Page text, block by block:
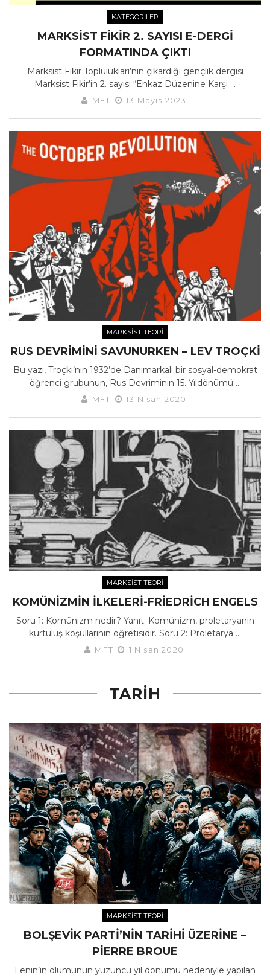
KATEGORILER
MARKSIST FIKIR 2. SAYISI E-DERGI
FORMATINDA ÇIKTI
Marksist Fikir Toplulukları’nın çıkardığı gençlik dergisi
Marksist Fikir’in 2. sayısı “Enkaz Düzenine Karşı ...
MFT 13 Mayıs 2023
MARKSIST TEORI
RUS DEVRIMINI SAVUNURKEN – LEV TROÇKI
Bu yazı, Troçki’nin 1932’de Danimarkalı bir sosyal-demokrat
öğrenci grubunun, Rus Devriminin 15. Yıldönümü ...
MFT 13 Nisan 2020
MARKSIST TEORI
KOMÜNIZMIN İLKELERI-FRIEDRICH ENGELS
Soru 1: Komünizm nedir? Yanıt: Komünizm, proletaryanın
kurtuluş koşullarının öğretisidir. Soru 2: Proletarya ...
MFT 1 Nisan 2020
TARIH
MARKSIST TEORI
BOLŞEVIK PARTI’NIN TARIHI ÜZERINE –
PIERRE BROUE
Lenin’in ölümünün yüzüncü yıl dönümü nedeniyle yapılan